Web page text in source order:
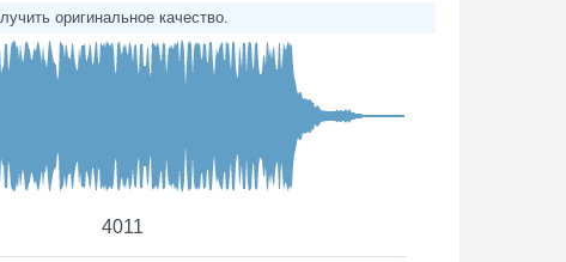
оригинальное качество.
4011